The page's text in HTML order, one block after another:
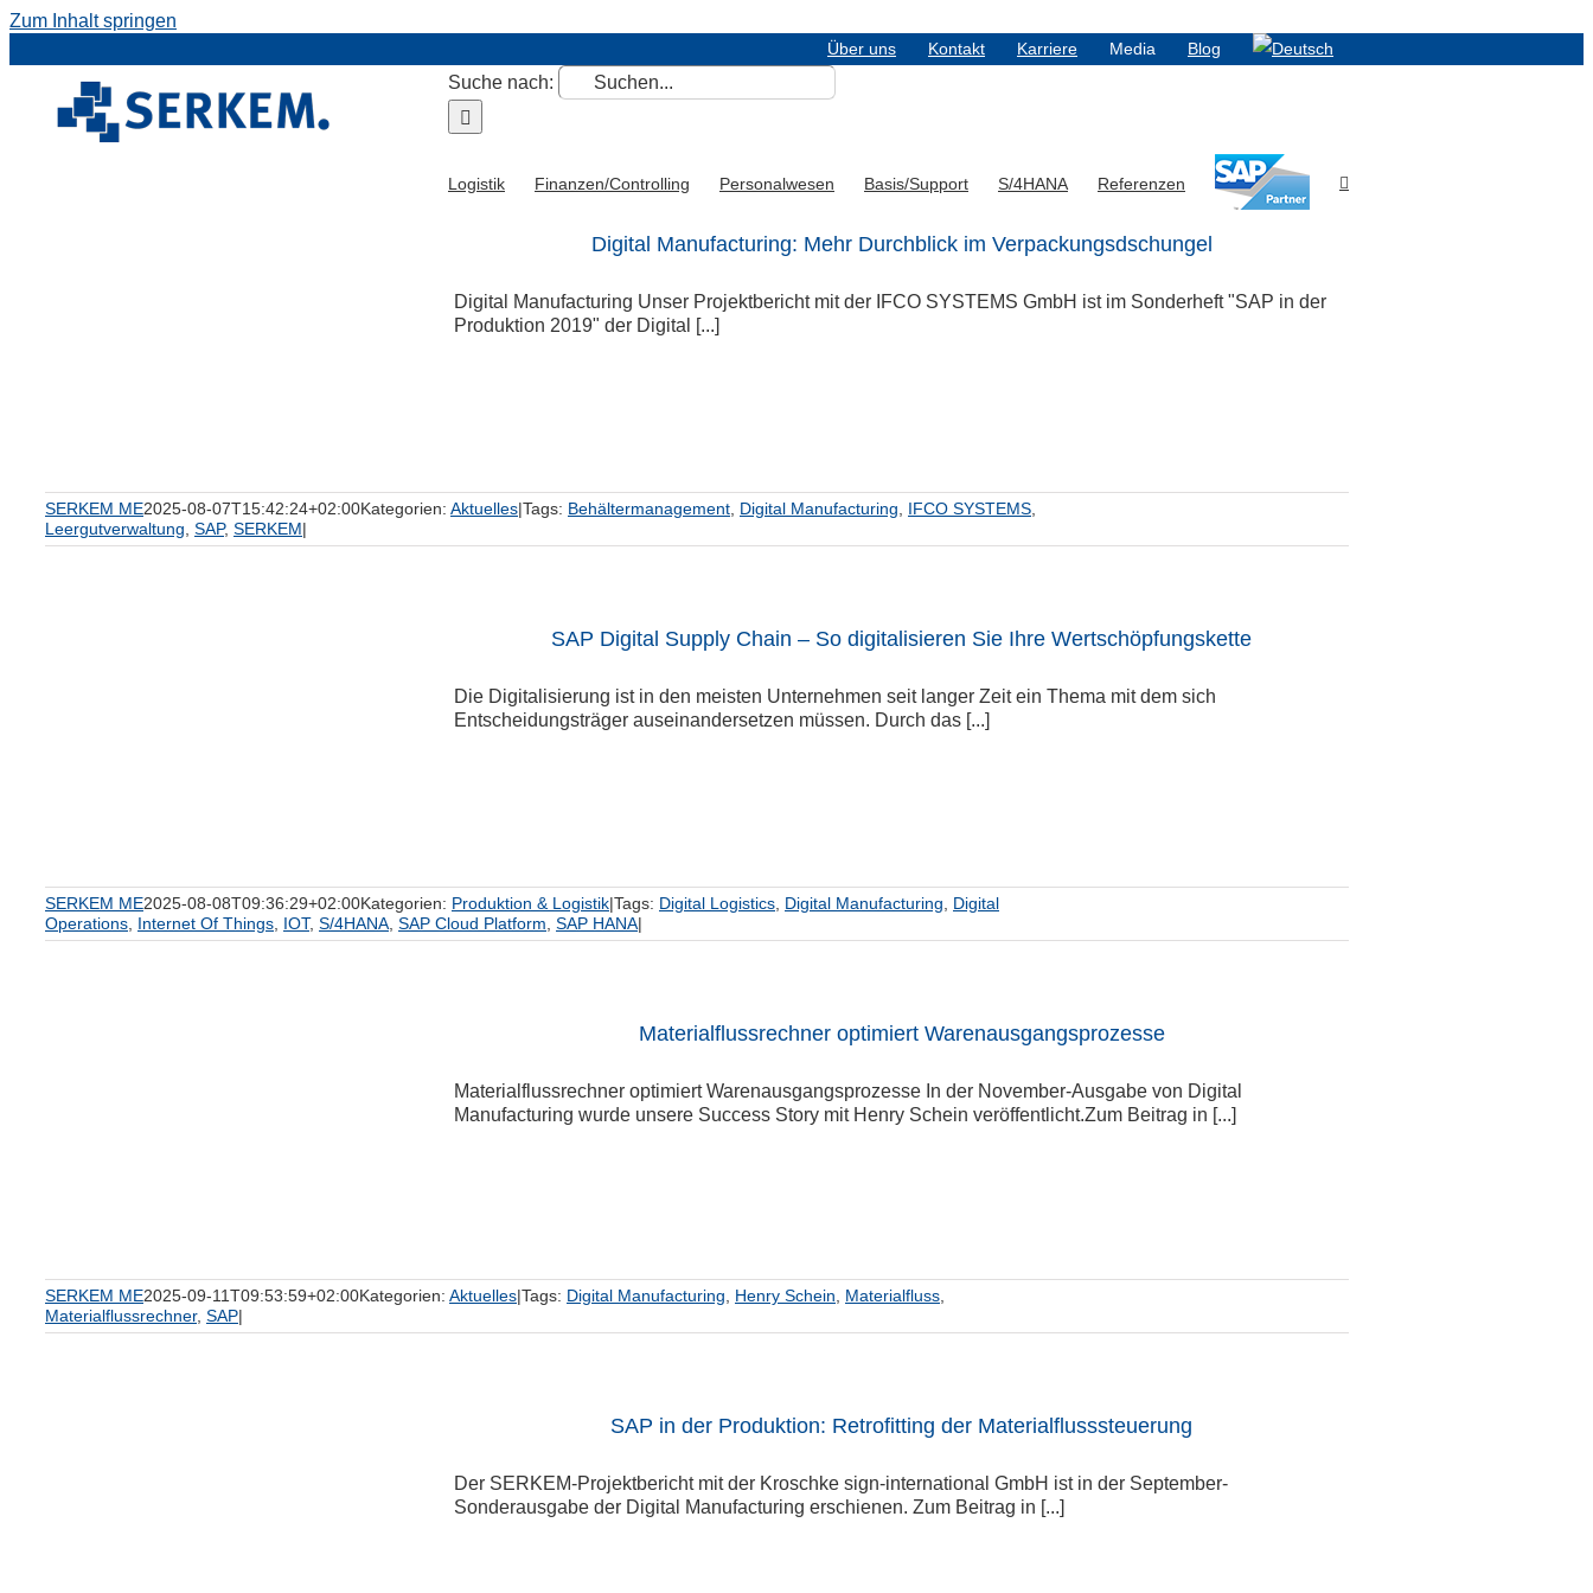
Zum Inhalt springen
Über uns Kontakt Karriere Media Blog
Suche nach:
Logistik Finanzen/Controlling Personalwesen Basis/Support S/4HANA Referenzen
Digital Manufacturing: Mehr Durchblick im Verpackungsdschungel
Digital Manufacturing Unser Projektbericht mit der IFCO SYSTEMS GmbH ist im Sonderheft "SAP in der
Produktion 2019" der Digital [...]
SERKEM ME2025-08-07T15:42:24+02:00Kategorien: Aktuelles|Tags: Behältermanagement Digital Manufacturing IFCO SYSTEMS
Leergutverwaltung SAP, SERKEM|
SAP Digital Supply Chain – So digitalisieren Sie Ihre Wertschöpfungskette
Die Digitalisierung ist in den meisten Unternehmen seit langer Zeit ein Thema mit dem sich
Entscheidungsträger auseinandersetzen müssen. Durch das [...]
SERKEM ME2025-08-08T09:36:29+02:00Kategorien: Produktion & Logistik|Tags: Digital Logistics Digital Manufacturing
Digital
Operations Internet Of Things IOT, S/4HANA SAP Cloud Platform SAP HANA|
Materialflussrechner optimiert Warenausgangsprozesse
Materialflussrechner optimiert Warenausgangsprozesse In der November-Ausgabe von Digital
Manufacturing wurde unsere Success Story mit Henry Schein veröffentlicht.Zum Beitrag in [...]
SERKEM ME2025-09-11T09:53:59+02:00Kategorien: Aktuelles|Tags: Digital Manufacturing Henry Schein Materialfluss
Materialflussrechner, SAP|
SAP in der Produktion: Retrofitting der Materialflusssteuerung
Der SERKEM-Projektbericht mit der Kroschke sign-international GmbH ist in der September-
Sonderausgabe der Digital Manufacturing erschienen. Zum Beitrag in [...]